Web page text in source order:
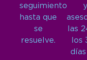
seguimiento
hasta que
se
resuelve.
y
las
los
días